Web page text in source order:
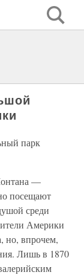
парк
—
посещают
среди
Америки
но, впрочем,
Лишь в 1870